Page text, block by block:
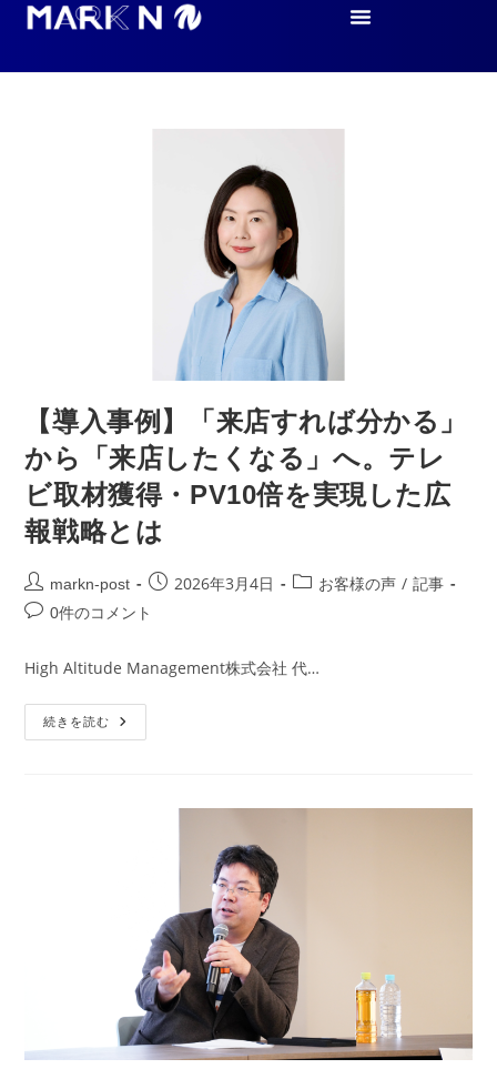
【導入事例】「来店すれば分かる」
から「来店したくなる」へ。テレ
ビ取材獲得・PV10倍を実現した広
報戦略とは
markn-post 2026年3月4日 お客様の声 / 記事
0件のコメント
High Altitude Management株式会社 代…
続きを読む